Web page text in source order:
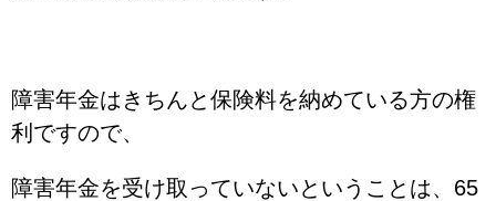
障害年金はきちんと保険料を納めている方の権
利ですので、
障害年金を受け取っていないということは、65